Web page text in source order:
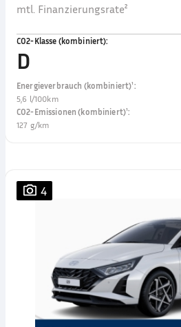
mtl. Finanzierungsrate²
CO2-Klasse (kombiniert):
D
Energieverbrauch (kombiniert)¹:
5,6 l/100km
CO2-Emissionen (kombiniert)¹:
127 g/km
4